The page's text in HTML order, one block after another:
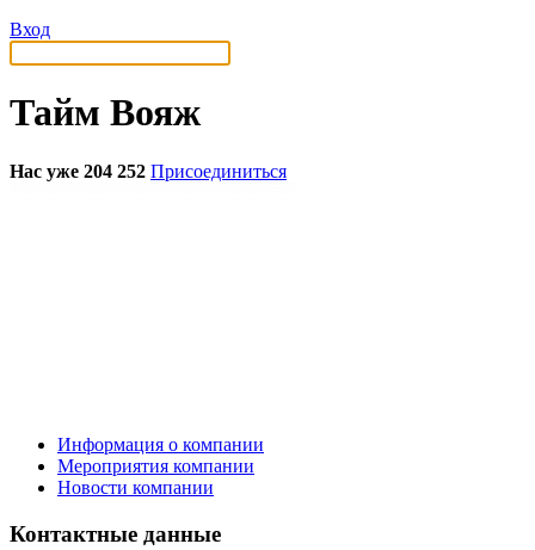
Вход
Тайм Вояж
Нас уже 204 252 Присоединиться
Информация о компании
Мероприятия компании
Новости компании
Контактные данные